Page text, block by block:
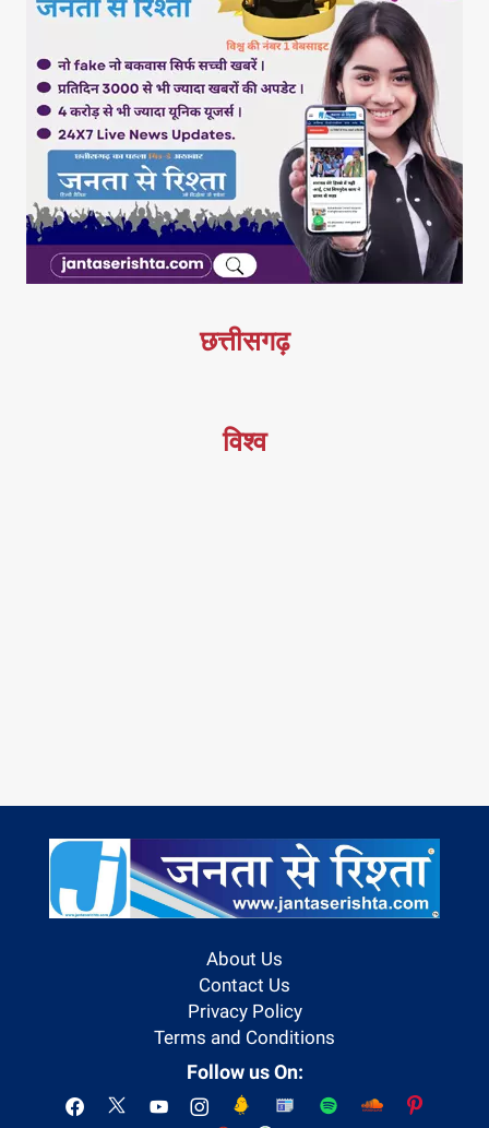
छत्तीसगढ़
विश्व
About Us
Contact Us
Privacy Policy
Terms and Conditions
Follow us On: